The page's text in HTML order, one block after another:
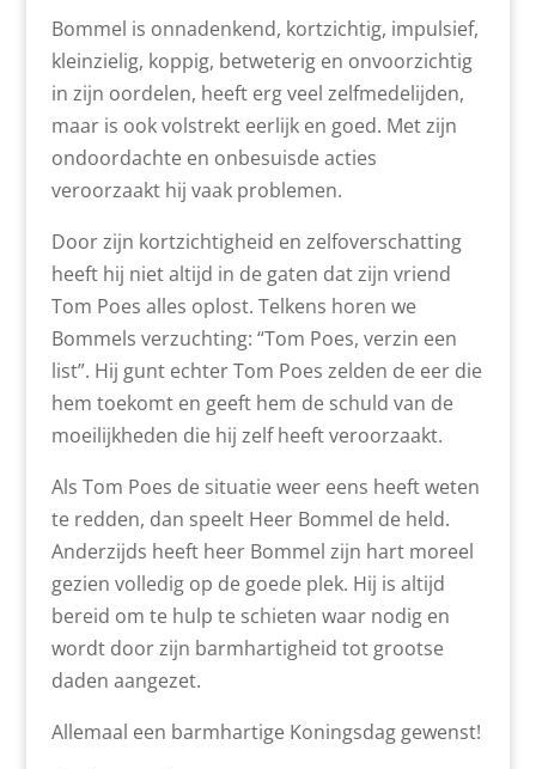
Bommel is onnadenkend, kortzichtig, impulsief,
kleinzielig, koppig, betweterig en onvoorzichtig
in zijn oordelen, heeft erg veel zelfmedelijden,
maar is ook volstrekt eerlijk en goed. Met zijn
ondoordachte en onbesuisde acties
veroorzaakt hij vaak problemen.
Door zijn kortzichtigheid en zelfoverschatting
heeft hij niet altijd in de gaten dat zijn vriend
Tom Poes alles oplost. Telkens horen we
Bommels verzuchting: “Tom Poes, verzin een
list”. Hij gunt echter Tom Poes zelden de eer die
hem toekomt en geeft hem de schuld van de
moeilijkheden die hij zelf heeft veroorzaakt.
Als Tom Poes de situatie weer eens heeft weten
te redden, dan speelt Heer Bommel de held.
Anderzijds heeft heer Bommel zijn hart moreel
gezien volledig op de goede plek. Hij is altijd
bereid om te hulp te schieten waar nodig en
wordt door zijn barmhartigheid tot grootse
daden aangezet.
Allemaal een barmhartige Koningsdag gewenst!